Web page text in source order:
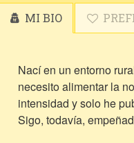
MI BIO
Nací en un entorno
necesito alimentar la
intensidad y solo he
Sigo, todavía,